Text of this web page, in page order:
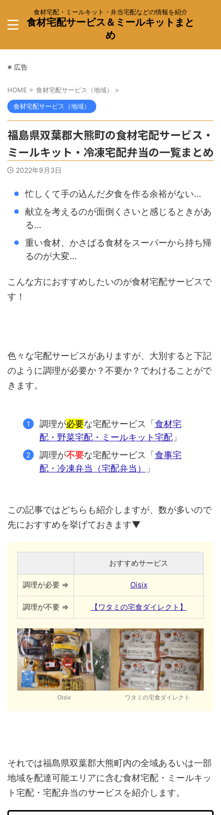
食材宅配・ミールキット・弁当宅配などの情報を紹介
食材宅配サービス＆ミールキットまと
め
※ 広告
HOME > 食材宅配サービス（地域） >
食材宅配サービス（地域）
福島県双葉郡大熊町の食材宅配サービス・
ミールキット・冷凍宅配弁当の一覧まとめ
2022年9月3日
忙しくて手の込んだ夕食を作る余裕がない…
献立を考えるのが面倒くさいと感じるときがあ
る…
重い食材、かさばる食材をスーパーから持ち帰
るのが大変…
こんな方におすすめしたいのが食材宅配サービスで
す！
色々な宅配サービスがありますが、大別すると下記
のように調理が必要か？不要か？でわけることがで
きます。
調理が必要な宅配サービス「食材宅
配・野菜宅配・ミールキット宅配」
調理が不要な宅配サービス「食事宅
配・冷凍弁当（宅配弁当）
」
この記事ではどちらも紹介しますが、数が多いので
先におすすめを挙げておきます▼
おすすめサービス
調理が必要 ⇒ Oisix
調理が不要 ⇒ 【ワタミの宅食ダイレクト】
Oisix ワタミの宅食ダイレクト
それでは福島県双葉郡大熊町内の全域あるいは一部
地域を配達可能エリアに含む食材宅配・ミールキッ
ト宅配・宅配弁当のサービスを紹介します。